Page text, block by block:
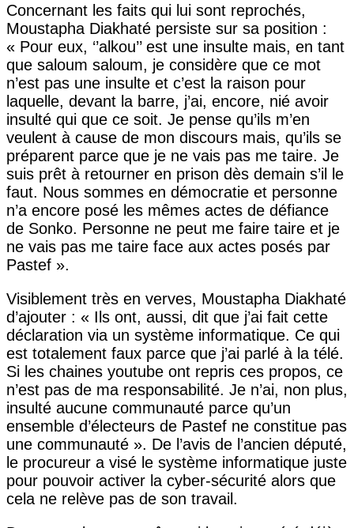
Concernant les faits qui lui sont reprochés,
Moustapha Diakhaté persiste sur sa position :
« Pour eux, ‘’alkou’’ est une insulte mais, en tant
que saloum saloum, je considère que ce mot
n’est pas une insulte et c’est la raison pour
laquelle, devant la barre, j’ai, encore, nié avoir
insulté qui que ce soit. Je pense qu’ils m’en
veulent à cause de mon discours mais, qu’ils se
préparent parce que je ne vais pas me taire. Je
suis prêt à retourner en prison dès demain s’il le
faut. Nous sommes en démocratie et personne
n’a encore posé les mêmes actes de défiance
de Sonko. Personne ne peut me faire taire et je
ne vais pas me taire face aux actes posés par
Pastef ».
Visiblement très en verves, Moustapha Diakhaté
d’ajouter : « Ils ont, aussi, dit que j’ai fait cette
déclaration via un système informatique. Ce qui
est totalement faux parce que j’ai parlé à la télé.
Si les chaines youtube ont repris ces propos, ce
n’est pas de ma responsabilité. Je n’ai, non plus,
insulté aucune communauté parce qu’un
ensemble d’électeurs de Pastef ne constitue pas
une communauté ». De l’avis de l’ancien député,
le procureur a visé le système informatique juste
pour pouvoir activer la cyber-sécurité alors que
cela ne relève pas de son travail.